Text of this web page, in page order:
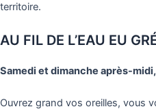
territoire.
AU FIL DE L’EAU EU
Samedi et dimanche après-midi,
Ouvrez grand vos oreilles, vous